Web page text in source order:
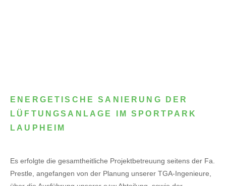
ENERGETISCHE SANIERUNG DER
LÜFTUNGSANLAGE IM SPORTPARK
LAUPHEIM
Es erfolgte die gesamtheitliche Projektbetreuung seitens der Fa.
Prestle, angefangen von der Planung unserer TGA-Ingenieure,